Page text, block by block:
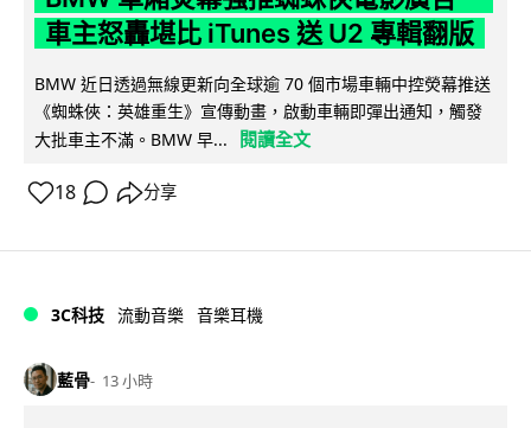
車主怒轟堪比 iTunes 送 U2 專輯翻版
BMW 近日透過無線更新向全球逾 70 個市場車輛中控熒幕推送
《蜘蛛俠：英雄重生》宣傳動畫，啟動車輛即彈出通知，觸發
大批車主不滿。BMW 早...
閱讀全文
18 分享
3C科技 流動音樂 音樂耳機
藍骨 13 小時